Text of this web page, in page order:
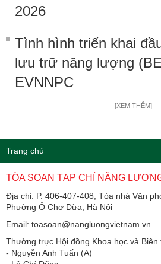
2026
Tình hình triển khai
lưu trữ năng lượng
EVNNPC
[XEM THÊM]
Trang chủ
TÒA SOẠN TẠP CHÍ NĂNG
Địa chỉ: P. 406-407-408, Tòa nhà Văn
Phường Ô Chợ Dừa, Hà Nội
Email: toasoan@nangluongvietnam.vn
Thường trực Hội đồng Khoa học và Biên
​​​​​​- Nguyễn Anh Tuấn (A)